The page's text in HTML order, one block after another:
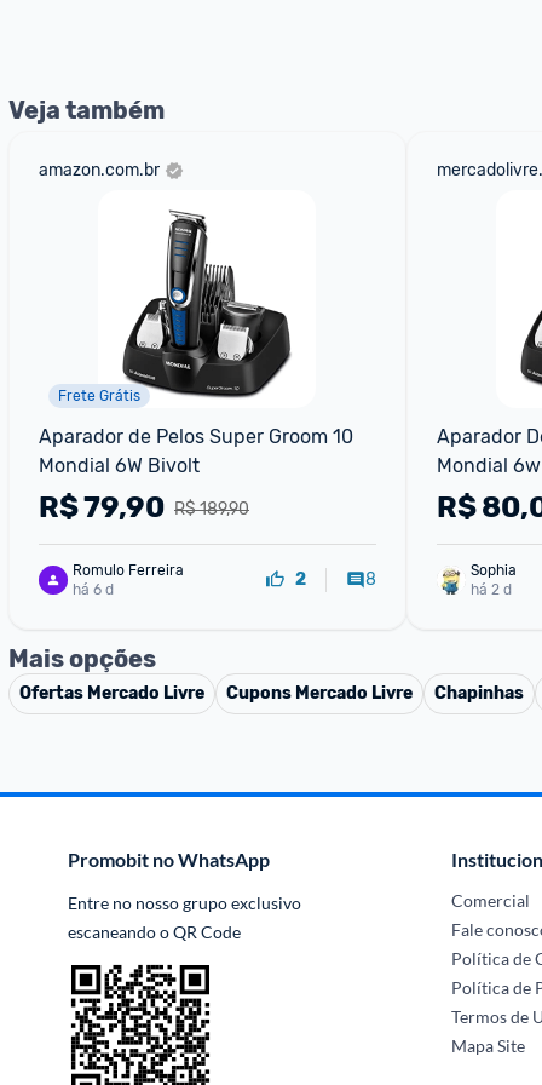
Veja também
amazon.com.br
Frete Grátis
Aparador de Pelos Super Groom 10
Mondial 6W Bivolt
R$ 189,90
R$79,90
Romulo Ferreira
há 6 d
2 8
Aparador
Mondial
R$
Sophia
há 2 d
Mais opções
Ofertas Mercado Livre Cupons Mercado Livre Chapinhas
Promobit no WhatsApp
Entre no nosso grupo exclusivo
escaneando o QR Code
Comercial
Fale
Política de
Política de
Termos de
Mapa Site